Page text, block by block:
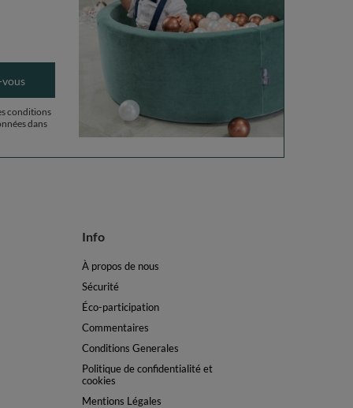
conditions
dans
Info
À propos de nous
Sécurité
Éco-participation
Commentaires
Conditions Generales
Politique de confidentialité et
cookies
Mentions Légales